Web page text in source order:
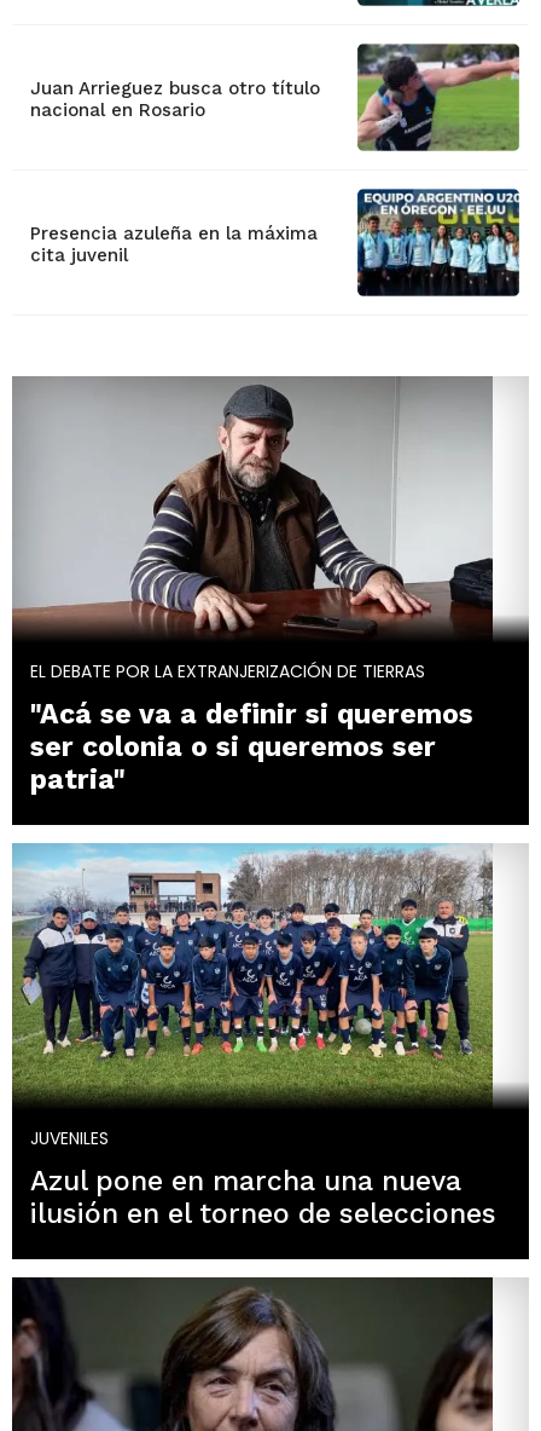
Juan Arrieguez busca otro título
nacional en Rosario
Presencia azuleña en la máxima
cita juvenil
EL DEBATE POR LA EXTRANJERIZACIÓN DE TIERRAS
"Acá se va a definir si queremos
ser colonia o si queremos ser
patria"
JUVENILES
Azul pone en marcha una nueva
ilusión en el torneo de selecciones